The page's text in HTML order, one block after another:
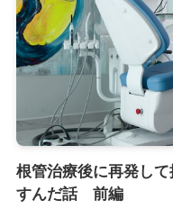
根管治療後に再発し
すんだ話 前編